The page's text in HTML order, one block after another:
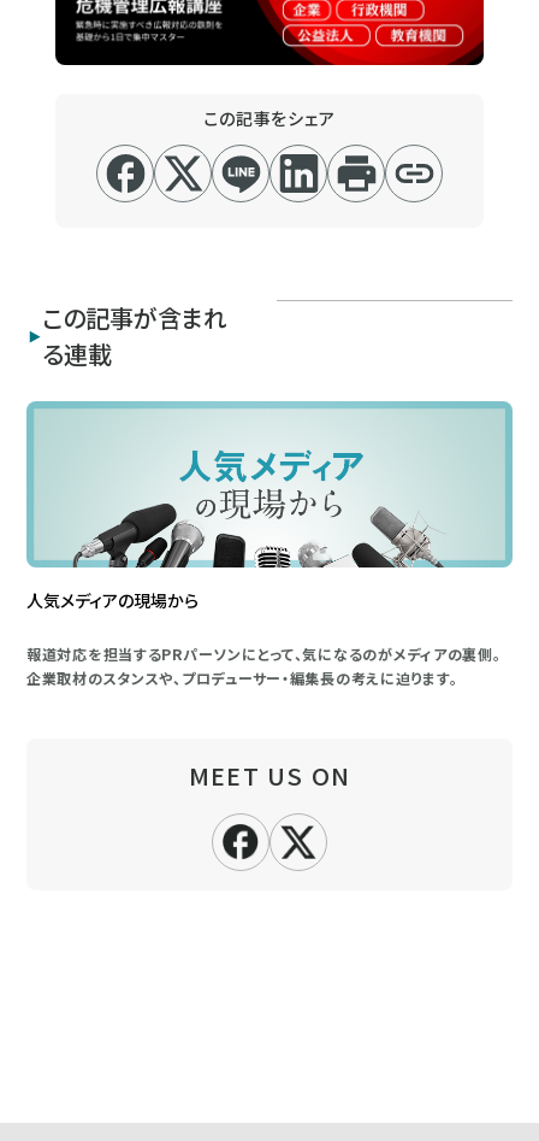
この記事をシェア
この記事が含まれ
る連載
人気メディアの現場から
報道対応を担当するPRパーソンにとって、気になるのがメディアの裏側。
企業取材のスタンスや、プロデューサー・編集長の考えに迫ります。
MEET US ON